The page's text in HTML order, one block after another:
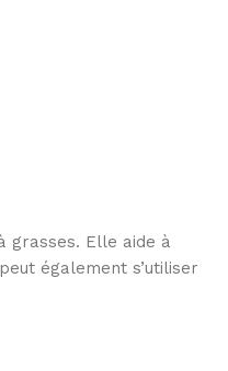
grasses. Elle aide à
également s’utiliser